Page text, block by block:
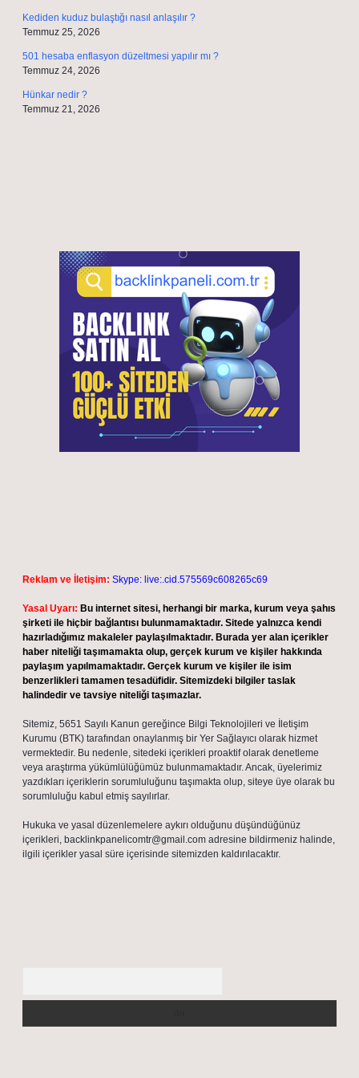
Kediden kuduz bulaştığı nasıl anlaşılır ?
Temmuz 25, 2026
501 hesaba enflasyon düzeltmesi yapılır mı ?
Temmuz 24, 2026
Hünkar nedir ?
Temmuz 21, 2026
Reklam ve İletişim: Skype: live:.cid.575569c608265c69
Yasal Uyarı: Bu internet sitesi, herhangi bir marka, kurum veya şahıs
şirketi ile hiçbir bağlantısı bulunmamaktadır. Sitede yalnızca kendi
hazırladığımız makaleler paylaşılmaktadır. Burada yer alan içerikler
haber niteliği taşımamakta olup, gerçek kurum ve kişiler hakkında
paylaşım yapılmamaktadır. Gerçek kurum ve kişiler ile isim
benzerlikleri tamamen tesadüfidir. Sitemizdeki bilgiler taslak
halindedir ve tavsiye niteliği taşımazlar.
Sitemiz, 5651 Sayılı Kanun gereğince Bilgi Teknolojileri ve İletişim
Kurumu (BTK) tarafından onaylanmış bir Yer Sağlayıcı olarak hizmet
vermektedir. Bu nedenle, sitedeki içerikleri proaktif olarak denetleme
veya araştırma yükümlülüğümüz bulunmamaktadır. Ancak, üyelerimiz
yazdıkları içeriklerin sorumluluğunu taşımakta olup, siteye üye olarak bu
sorumluluğu kabul etmiş sayılırlar.
Hukuka ve yasal düzenlemelere aykırı olduğunu düşündüğünüz
içerikleri, backlinkpanelicomtr@gmail.com adresine bildirmeniz halinde,
ilgili içerikler yasal süre içerisinde sitemizden kaldırılacaktır.